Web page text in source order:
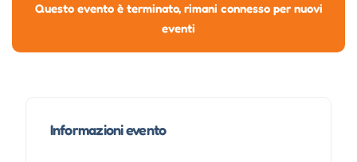
Questo evento è terminato, rimani connesso per nuovi
eventi
Informazioni evento